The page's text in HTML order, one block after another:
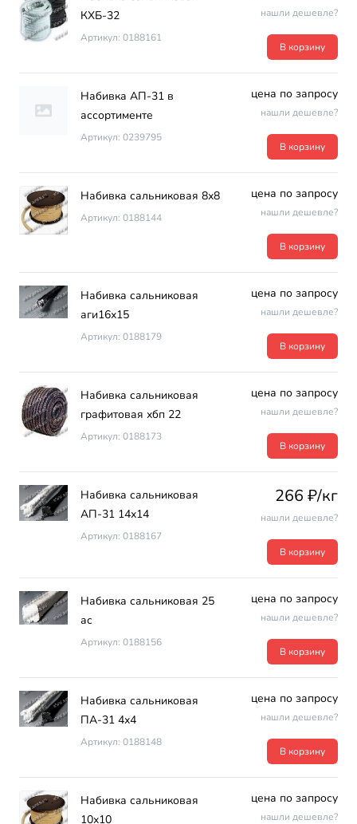
КХБ-32
Артикул: 0188161
нашли дешевле?
В корзину
Набивка АП-31 в
ассортименте
Артикул: 0239795
цена по запросу
нашли дешевле?
В корзину
Набивка сальниковая 8х8
Артикул: 0188144
цена по запросу
нашли дешевле?
В корзину
Набивка сальниковая
аги16х15
Артикул: 0188179
цена по запросу
нашли дешевле?
В корзину
Набивка сальниковая
графитовая хбп 22
Артикул: 0188173
цена по запросу
нашли дешевле?
В корзину
Набивка сальниковая
АП-31 14х14
Артикул: 0188167
266 ₽/кг
нашли дешевле?
В корзину
Набивка сальниковая 25
ас
Артикул: 0188156
цена по запросу
нашли дешевле?
В корзину
Набивка сальниковая
ПА-31 4х4
Артикул: 0188148
цена по запросу
нашли дешевле?
В корзину
Набивка сальниковая
10х10
цена по запросу
нашли дешевле?